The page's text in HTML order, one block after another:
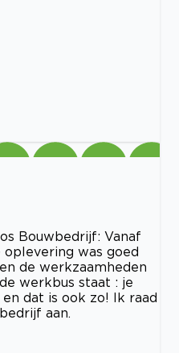
Bouwbedrijf: Vanaf
was goed
de werkzaamheden
werkbus staat : je
dat is ook zo! Ik raad
aan.